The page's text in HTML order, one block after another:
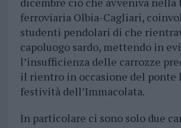
ferroviaria Olbia-Cagliari,
studenti pendolari di che
capoluogo sardo, mettendo in
l’insufficienza delle carrozze
il rientro in occasione del ponte
festività dell’Immacolata.
In particolare ci sono solo due